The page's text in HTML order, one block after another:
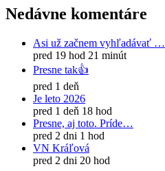
Nedávne komentáre
Asi už začnem vyhľadávať …
pred 19 hod 21 minút
Presne tak👍
pred 1 deň
Je leto 2026
pred 1 deň 18 hod
Presne, aj toto. Príde…
pred 2 dni 1 hod
VN Kráľová
pred 2 dni 20 hod